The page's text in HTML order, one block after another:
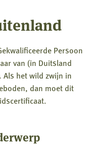
Persoon
van (in Duitsland
Als het wild zwijn in
dan moet dit